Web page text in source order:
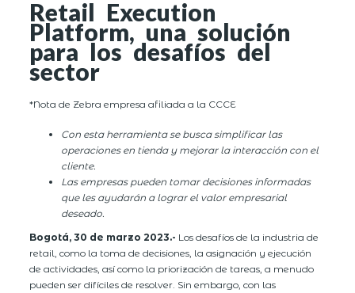
Retail Execution
Platform, una solución
para los desafíos del
sector
*Nota de Zebra empresa afiliada a la CCCE
Con esta herramienta se busca simplificar las
operaciones en tienda y mejorar la interacción con el
cliente.
Las empresas pueden tomar decisiones informadas
que les ayudarán a lograr el valor empresarial
deseado.
Bogotá, 30 de marzo 2023.- Los desafíos de la industria de
retail, como la toma de decisiones, la asignación y ejecución
de actividades, así como la priorización de tareas, a menudo
pueden ser difíciles de resolver. Sin embargo, con las